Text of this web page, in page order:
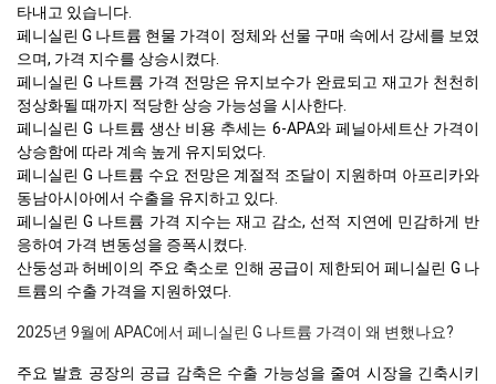
타내고 있습니다.
페니실린 G 나트륨 현물 가격이 정체와 선물 구매 속에서 강세를 보였
으며, 가격 지수를 상승시켰다.
페니실린 G 나트륨 가격 전망은 유지보수가 완료되고 재고가 천천히
정상화될 때까지 적당한 상승 가능성을 시사한다.
페니실린 G 나트륨 생산 비용 추세는 6-APA와 페닐아세트산 가격이
상승함에 따라 계속 높게 유지되었다.
페니실린 G 나트륨 수요 전망은 계절적 조달이 지원하며 아프리카와
동남아시아에서 수출을 유지하고 있다.
페니실린 G 나트륨 가격 지수는 재고 감소, 선적 지연에 민감하게 반
응하여 가격 변동성을 증폭시켰다.
산둥성과 허베이의 주요 축소로 인해 공급이 제한되어 페니실린 G 나
트륨의 수출 가격을 지원하였다.
2025년 9월에 APAC에서 페니실린 G 나트륨 가격이 왜 변했나요?
주요 발효 공장의 공급 감축은 수출 가능성을 줄여 시장을 긴축시키